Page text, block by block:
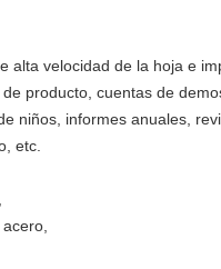
alta velocidad de la hoja e
producto, cuentas de
niños, informes anuales,
etc.